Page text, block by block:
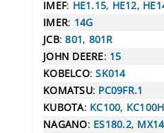
IMEF: HE1.15, HE12,
IMER: 14G
JCB:801, 801R
JOHN DEERE: 15
KOBELCO:SK014
KOMATSU: PC09FR.1
KUBOTA: KC100, KC100H
NAGANO: ES180.2,